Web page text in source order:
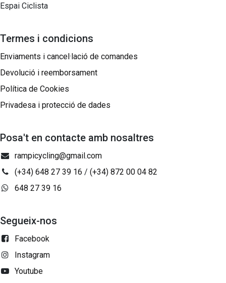
Espai Ciclista
Termes i condicions
Enviaments i cancel·lació de comandes
Devolució i reemborsament
Política de Cookies
Privadesa i protecció de dades
Posa't en contacte amb nosaltres
rampicycling@gmail.com
(+34) 648 27 39 16 / (+34) 872 00 04 82
648 27 39 16
Segueix-nos
Facebook
Instagram
Youtube